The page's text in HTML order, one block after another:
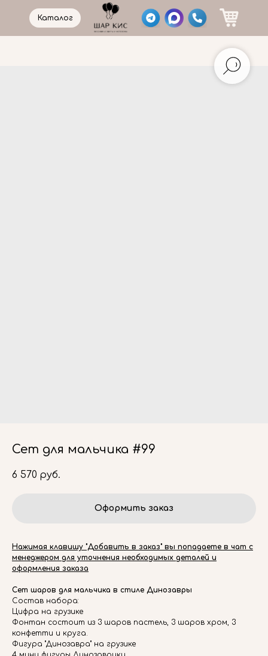
Каталог
Сет для мальчика #99
6 570 руб.
Оформить заказ
Нажимая клавишу "Добавить в заказ" вы попадаете в чат с
менеджером для уточнения необходимых деталей и
оформления заказа
Сет шаров для мальчика в стиле Динозавры
Состав набора:
Цифра на грузике
Фонтан состоит из 3 шаров пастель, 3 шаров хром, 3
конфетти и круга.
Фигура "Динозавра" на грузике